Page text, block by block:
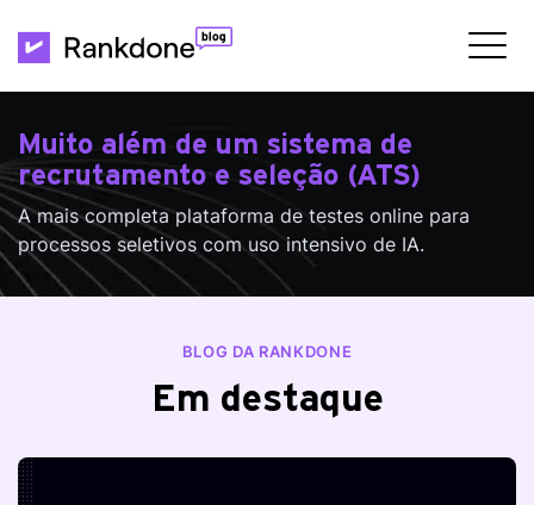
Muito além de um sistema de
recrutamento e seleção (ATS)
A mais completa plataforma de testes online para
processos seletivos com uso intensivo de IA.
BLOG DA RANKDONE
Em destaque